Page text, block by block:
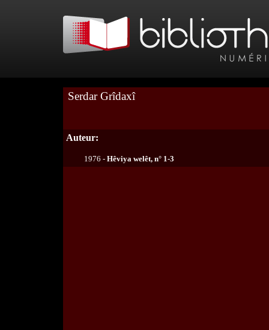
Serdar Grîdaxî
Auteur:
1976 - Hêviya welêt, n° 1-3